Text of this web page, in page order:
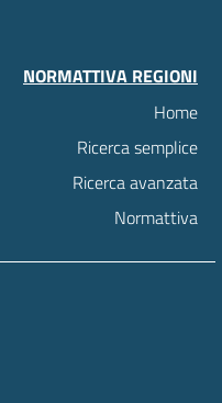
NORMATTIVA REGIONI
Home
Ricerca semplice
Ricerca avanzata
Normattiva